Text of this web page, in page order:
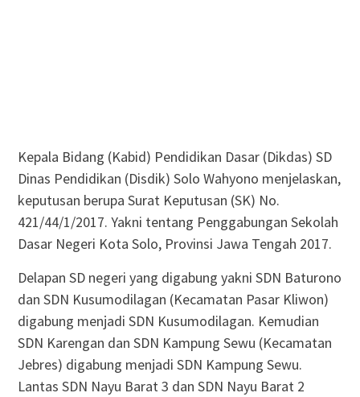
Kepala Bidang (Kabid) Pendidikan Dasar (Dikdas) SD
Dinas Pendidikan (Disdik) Solo Wahyono menjelaskan,
keputusan berupa Surat Keputusan (SK) No.
421/44/1/2017. Yakni tentang Penggabungan Sekolah
Dasar Negeri Kota Solo, Provinsi Jawa Tengah 2017.
Delapan SD negeri yang digabung yakni SDN Baturono
dan SDN Kusumodilagan (Kecamatan Pasar Kliwon)
digabung menjadi SDN Kusumodilagan. Kemudian
SDN Karengan dan SDN Kampung Sewu (Kecamatan
Jebres) digabung menjadi SDN Kampung Sewu.
Lantas SDN Nayu Barat 3 dan SDN Nayu Barat 2